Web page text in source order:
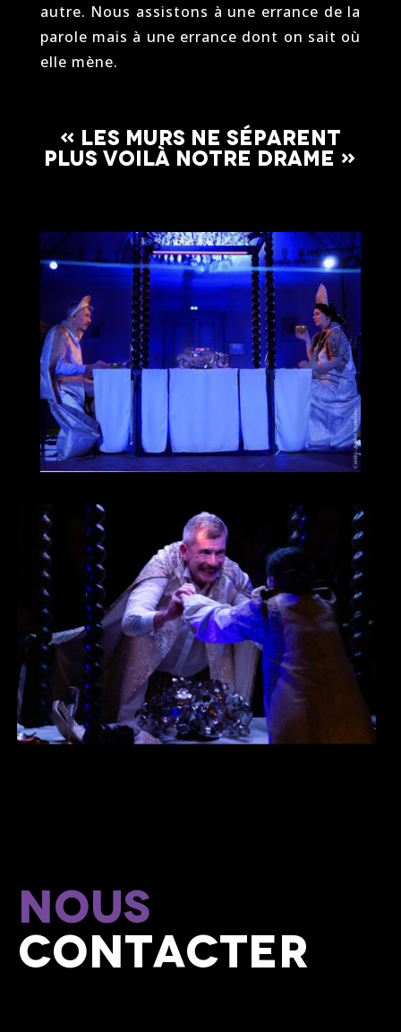
autre. Nous assistons à une errance de la
parole mais à une errance dont on sait où
elle mène.
« Les Murs Ne Séparent
Plus Voilà Notre Drame »
Nous
contacter